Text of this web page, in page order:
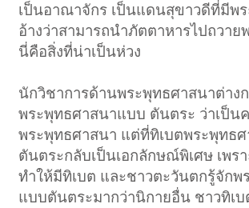
เป็นอาณาจักร เป็นแดนสุขาวดีที่มีพ
อ้างว่าสามารถนำภัตตาหารไปถวาย
นี่คือสิ่งที่น่าเป็นห่วง
นักวิชาการด้านพระพุทธศาสนาต่าง
พระพุทธศาสนาแบบ ตันตระ ว่าเป็น
พระพุทธศาสนา แต่ที่ทิเบตพระพุทธ
ตันตระกลับเป็นเอกลักษณ์พิเศษ เพร
ทำให้มีทิเบต และชาวตะวันตกรู้จักพ
แบบตันตระมากว่านิกายอื่น ชาวทิเบ